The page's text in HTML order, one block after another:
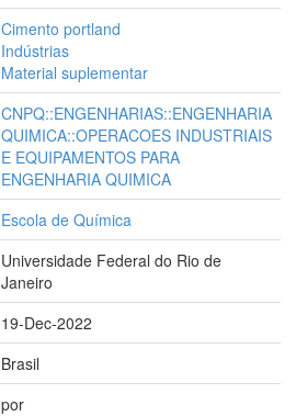
Cimento portland
Indústrias
Material suplementar
CNPQ::ENGENHARIAS::ENGENHARIA
QUIMICA::OPERACOES INDUSTRIAIS
E EQUIPAMENTOS PARA
ENGENHARIA QUIMICA
Escola de Química
Universidade Federal do Rio de
Janeiro
19-Dec-2022
Brasil
por